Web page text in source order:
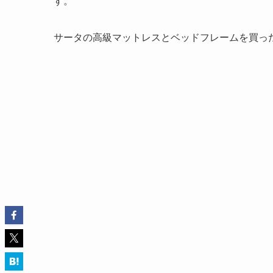
サータの高級マットレスとベッドフレームを買っ